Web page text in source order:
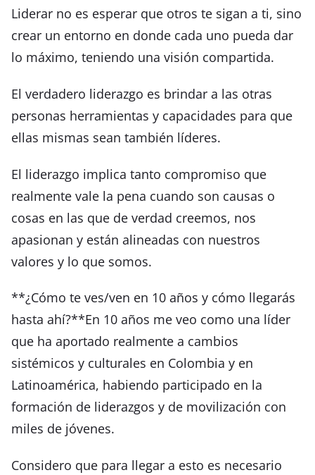
Liderar no es esperar que otros te sigan a ti, sino
crear un entorno en donde cada uno pueda dar
lo máximo, teniendo una visión compartida.
El verdadero liderazgo es brindar a las otras
personas herramientas y capacidades para que
ellas mismas sean también líderes.
El liderazgo implica tanto compromiso que
realmente vale la pena cuando son causas o
cosas en las que de verdad creemos, nos
apasionan y están alineadas con nuestros
valores y lo que somos.
**¿Cómo te ves/ven en 10 años y cómo llegarás
hasta ahí?**En 10 años me veo como una líder
que ha aportado realmente a cambios
sistémicos y culturales en Colombia y en
Latinoamérica, habiendo participado en la
formación de liderazgos y de movilización con
miles de jóvenes.
Considero que para llegar a esto es necesario